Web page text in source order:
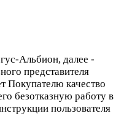
Альбион, далее -
представителя
Покупателю качество
безотказную работу в
пользователя